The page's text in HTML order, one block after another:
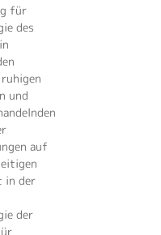
für
des
und
auf
in der
der
Kopf- und
im
allen
und
Auch die
Die
desund
der